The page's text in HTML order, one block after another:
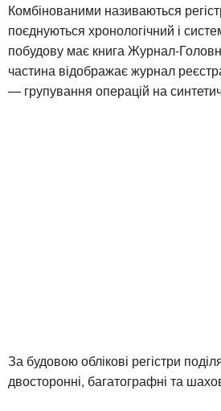
Комбінованими називаються
поєднуються хронологічний і
побудову має книга Журнал-
частина відображає журнал
— групування операцій на
За будовою облікові регістри
двосторонні, багатографні та